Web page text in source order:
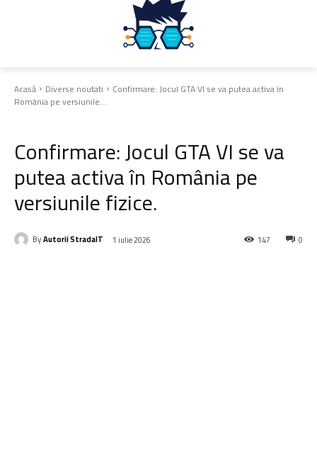
Acasă Diverse noutati Confirmare: Jocul GTA VI se va putea activa în
România pe versiunile...
Confirmare: Jocul GTA VI se va
putea activa în România pe
versiunile fizice.
ByAutorii StradaIT 1 iulie 2026 0
147